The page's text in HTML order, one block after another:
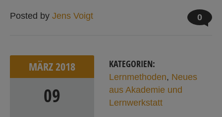
Posted by Jens Voigt 0
MÄRZ 2018
09
KATEGORIEN:
Lernmethoden, Neues
aus Akademie und
Lernwerkstatt